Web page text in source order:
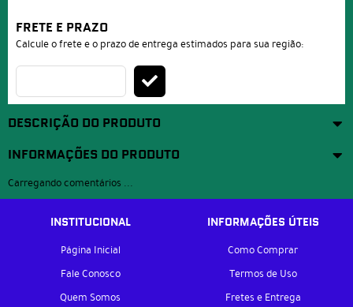
FRETE E PRAZO
Calcule o frete e o prazo de entrega estimados para sua região:
DESCRIÇÃO DO PRODUTO
INFORMAÇÕES DO PRODUTO
Carregando comentários ...
INSTITUCIONAL
Página Inicial
Fale Conosco
Quem Somos
INFORMAÇÕES ÚTEIS
Como Comprar
Termos de Uso
Fretes e Entrega